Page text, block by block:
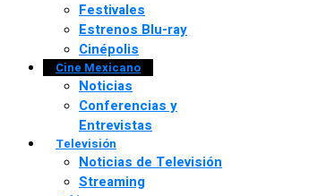
Festivales
Estrenos Blu-ray
Cinépolis
Cine Mexicano
Noticias
Conferencias y
Entrevistas
Televisión
Noticias de Televisión
Streaming